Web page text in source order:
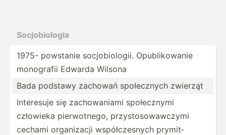
Socjob­iologia
1975- powstanie socjob­iol­ogii. Opubli­kowanie
monografii Edwarda Wilsona
Bada podstawy zachowań społec­znych zwierząt
Interesuje się zachow­aniami społec­znymi
człowieka pierwo­tnego, przyst­oso­waw­czymi
cechami organi­zacji współc­zesnych prymit­